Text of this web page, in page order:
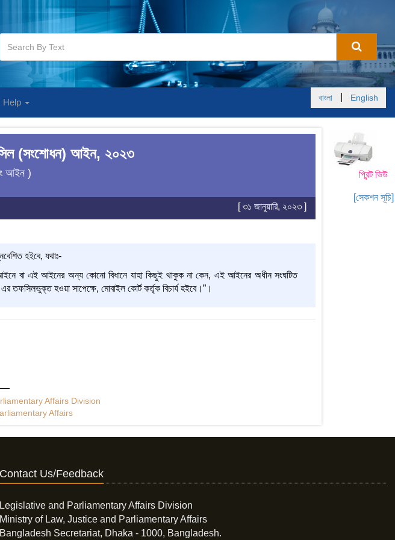
Help বাংলা English
প্রিন্ট ভিউ
[সেকশন সূচি]
(সংশোধন) আইন, ২০২৩
আইন )
[ ৩১ জানুয়ারি, ২০২৩ ]
হইবে, যথাঃ-
বা এই আইনের অন্য কোনো বিধানে যাহা কিছুই থাকুক না কেন, এই আইনের অধীন সংঘটিত
হওয়া সাপেক্ষে, মোবাইল কোর্ট কর্তৃক বিচার্য হইবে।”।
Affairs Division
Affairs
Contact Us/Feedback
Legislative and Parliamentary Affairs Division
Ministry of Law, Justice and Parliamentary Affairs
Bangladesh Secretariat, Dhaka - 1000, Bangladesh.